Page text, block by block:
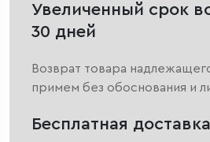
Увеличенный срок
30 дней
Возврат товара
примем без обоснования и
Бесплатная